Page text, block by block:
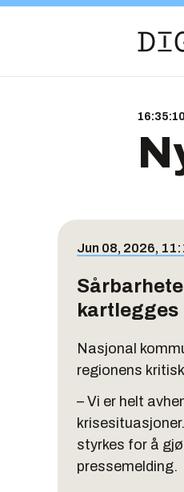
16:35:10
Jun 08, 2026,
kartlegges
Nasjonal
regionens
– Vi er helt
styrkes for å
pressemelding.